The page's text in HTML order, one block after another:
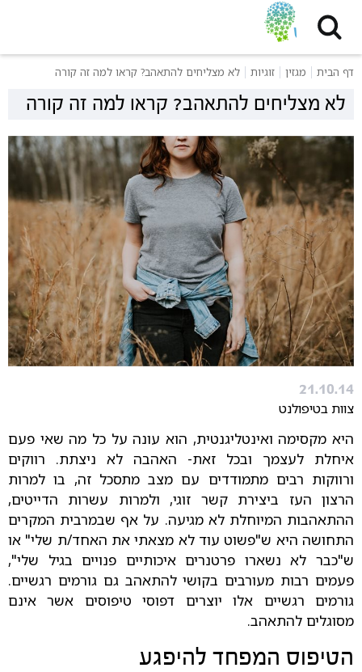
דף הבית מגזין זוגיות לא מצליחים להתאהב? קראו למה זה קורה
לא מצליחים להתאהב? קראו למה זה קורה
21.10.14
צוות בטיפולנט
היא מקסימה ואינטליגנטית, הוא עונה על כל מה שאי פעם
איחלת לעצמך ובכל זאת- האהבה לא ניצתת. רווקים
ורווקות רבים מתמודדים עם מצב מתסכל זה, בו למרות
הרצון העז ביצירת קשר זוגי, ולמרות עשרות הדייטים,
ההתאהבות המיוחלת לא מגיעה. על אף שבמרבית המקרים
התחושה היא ש"פשוט עוד לא מצאתי את האחד/ת שלי" או
ש"כבר לא נשארו פרטנרים איכותיים פנויים בגיל שלי",
פעמים רבות מעורבים בקושי להתאהב גם גורמים רגשיים.
גורמים רגשיים אלו יוצרים דפוסי טיפוסים אשר אינם
מסוגלים להתאהב.
הטיפוס המפחד להיפגע